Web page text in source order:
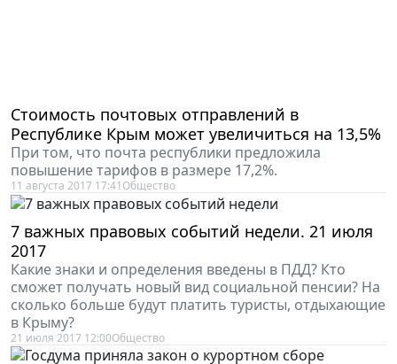
Стоимость почтовых отправлений в
Республике Крым может увеличиться на 13,5%
При том, что почта республики предложила
повышение тарифов в размере 17,2%.
11 августа 2017 17:41 Общество
7 важных правовых событий недели. 21 июля
2017
Какие знаки и определения введены в ПДД? Кто
сможет получать новый вид социальной пенсии? На
сколько больше будут платить туристы, отдыхающие
в Крыму?
21 июля 2017 12:00Общество